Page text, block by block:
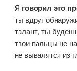
Я говорил это
ты вдруг
талант, ты
твои пальцы не
не вывалятся из